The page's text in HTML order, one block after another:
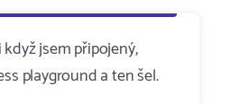
jsem připojený,
playground a ten šel.